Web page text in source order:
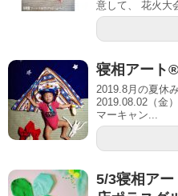
意して、 花火大
寝相アート
2019.8月の夏休
2019.08.02（金
マーキャン...
5/3寝相ア